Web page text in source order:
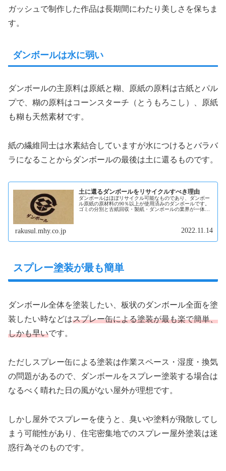
ガッシュで制作した作品は長期間にわたり美しさを保ちま
す。
ダンボールは水に弱い
ダンボールの主原料は原紙と糊、原紙の原料は古紙とパル
プで、糊の原料はコーンスターチ（とうもろこし）、原紙
も糊も天然素材です。
紙の繊維同士は水素結合していますが水につけるとバラバ
ラになることからダンボールの最後は土に還るものです。
土に還るダンボールをリサイクルすべき理由
ダンボールはほぼリサイクル可能なものであり、ダンボー
ル原紙の原材料の90％以上が使用済みのダンボールです。
ゴミの分別と古紙回収・製紙・ダンボールの業界が一体と
rakusul.mhy.co.jp 2022.11.14
スプレー塗装が最も簡単
ダンボール全体を塗装したい、板状のダンボール全面を塗
装したい時などはスプレー缶による塗装が最も楽で簡単、
しかも早いです。
ただしスプレー缶による塗装は作業スペース・湿度・換気
の問題があるので、ダンボールをスプレー塗装する場合は
なるべく晴れた日の風がない屋外が理想です。
しかし屋外でスプレーを使うと、臭いや塗料が飛散してし
まう可能性があり、住宅密集地でのスプレー屋外塗装は迷
惑行為そのものです。